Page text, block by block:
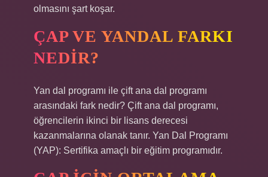
olmasını şart koşar.
ÇAP VE YANDAL FARKI
NEDIR?
Yan dal programı ile çift ana dal programı
arasındaki fark nedir? Çift ana dal programı,
öğrencilerin ikinci bir lisans derecesi
kazanmalarına olanak tanır. Yan Dal Programı
(YAP): Sertifika amaçlı bir eğitim programıdır.